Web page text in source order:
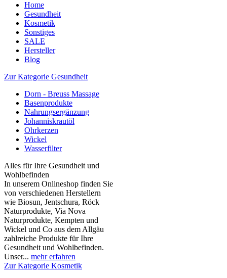
Home
Gesundheit
Kosmetik
Sonstiges
SALE
Hersteller
Blog
Zur Kategorie Gesundheit
Dorn - Breuss Massage
Basenprodukte
Nahrungsergänzung
Johanniskrautöl
Ohrkerzen
Wickel
Wasserfilter
Alles für Ihre Gesundheit und
Wohlbefinden
In unserem Onlineshop finden Sie
von verschiedenen Herstellern
wie Biosun, Jentschura, Röck
Naturprodukte, Via Nova
Naturprodukte, Kempten und
Wickel und Co aus dem Allgäu
zahlreiche Produkte für Ihre
Gesundheit und Wohlbefinden.
Unser... mehr erfahren
Zur Kategorie Kosmetik